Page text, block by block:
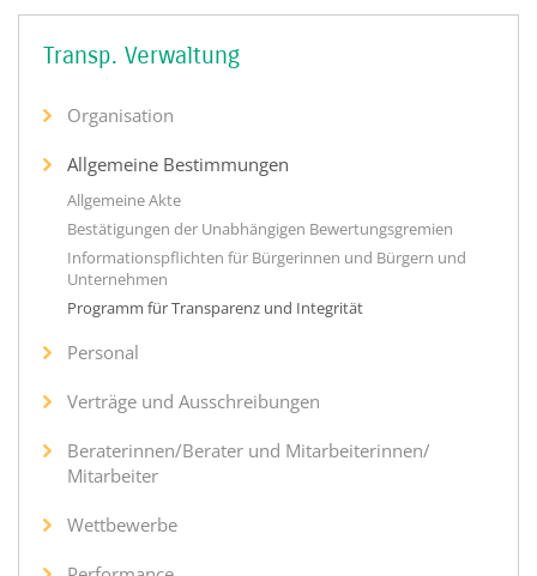
Transp. Verwaltung
Organisation
Allgemeine Bestimmungen
Allgemeine Akte
Bestätigungen der Unabhängigen Bewertungsgremien
Informationspflichten für Bürgerinnen und Bürgern und
Unternehmen
Programm für Transparenz und Integrität
Personal
Verträge und Ausschreibungen
Beraterinnen/Berater und Mitarbeiterinnen/
Mitarbeiter
Wettbewerbe